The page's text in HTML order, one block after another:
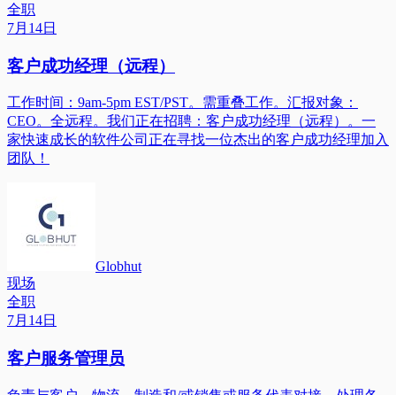
全职
7月14日
客户成功经理（远程）
工作时间：9am-5pm EST/PST。需重叠工作。汇报对象：
CEO。全远程。我们正在招聘：客户成功经理（远程）。一
家快速成长的软件公司正在寻找一位杰出的客户成功经理加入
团队！
Globhut
现场
全职
7月14日
客户服务管理员